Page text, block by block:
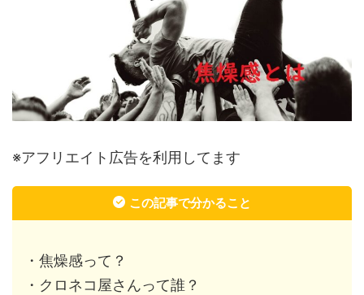
※アフリエイト広告を利用してます
この記事で分かること
・焦燥感って？
・クロネコ屋さんって誰？